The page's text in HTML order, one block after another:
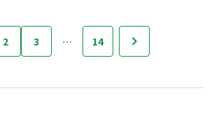
2 3 … 14